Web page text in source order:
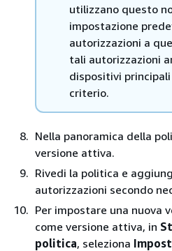
utilizzano questo
impostazione
autorizzazioni a
tali autorizzazioni
dispositivi
criterio.
Nella panoramica della
versione attiva.
Rivedi la politica e
autorizzazioni secondo
Per impostare una nuova
come versione attiva, in
politica, seleziona